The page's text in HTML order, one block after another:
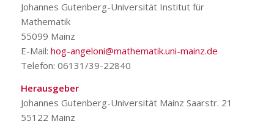
Johannes Gutenberg-Universität Institut für
Mathematik
55099 Mainz
E-Mail: hog-angeloni@mathematik.uni-mainz.de
Telefon: 06131/39-22840
Herausgeber
Johannes Gutenberg-Universität Mainz Saarstr. 21
55122 Mainz